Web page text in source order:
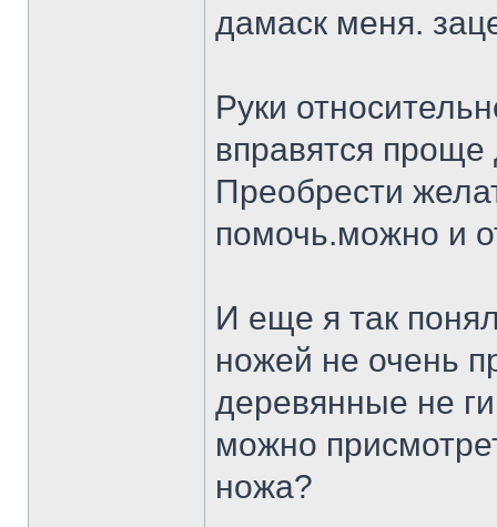
дамаск меня.
Руки
вправятся
Преобрести
помочь.можно и
И еще я так
ножей не очень
деревянные не
можно
ножа?